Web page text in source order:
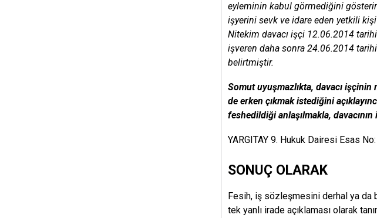
eyleminin kabul görmediğini gösterir
işyerini sevk ve idare eden yetkili
Nitekim davacı işçi 12.06.2014
işveren daha sonra 24.06.2014
belirtmiştir.
Somut uyuşmazlıkta, davacı işçinin
de erken çıkmak istediğini
feshedildiğianlaşılmakla,
YARGITAY 9. Hukuk Dairesi Esas
SONUÇ OLARAK
Fesih, iş sözleşmesini derhal ya da
tek yanlı irade açıklaması olarak